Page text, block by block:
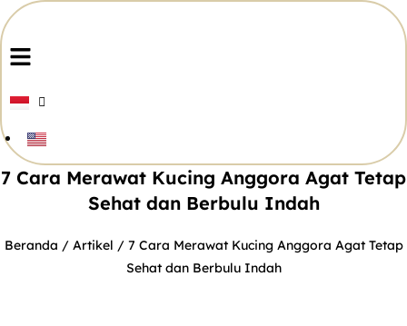
Skip
to
content
Menu
7 Cara Merawat Kucing Anggora Agat Tetap
Sehat dan Berbulu Indah
Beranda / Artikel / 7 Cara Merawat Kucing Anggora Agat Tetap
Sehat dan Berbulu Indah